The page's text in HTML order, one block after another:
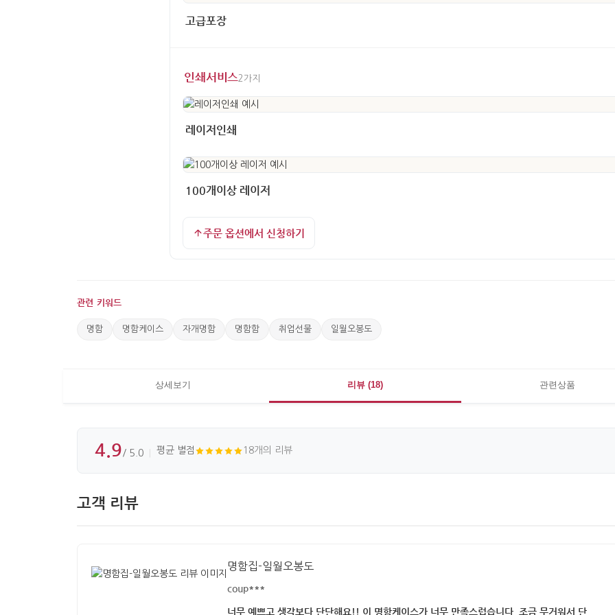
고급포장
인쇄서비스2가지
레이저인쇄
100개이상 레이저
주문 옵션에서 신청하기
관련 키워드
명함 명함케이스 자개명함 명함함 취업선물 일월오봉도
상세보기 리뷰 (18) 관련상품
4.9 / 5.0 평균 별점 18개의 리뷰
고객 리뷰
명함집-일월오봉도
coup***
너무 예쁘고 생각보다 단단해요!! 이 명함케이스가 너무 만족스럽습니다. 조금 무거워서 단